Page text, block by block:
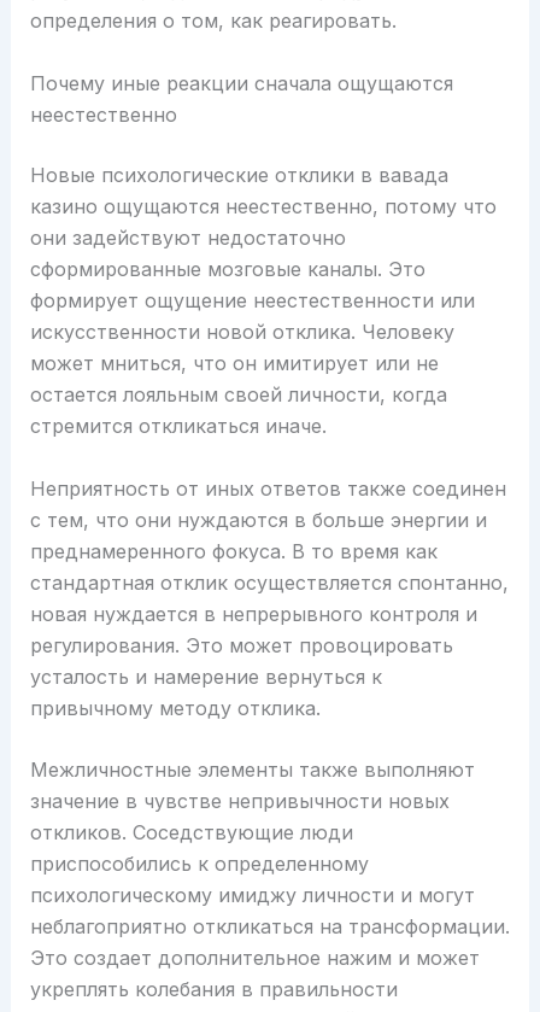
определения о том, как реагировать.
Почему иные реакции сначала ощущаются
неестественно
Новые психологические отклики в вавада
казино ощущаются неестественно, потому что
они задействуют недостаточно
сформированные мозговые каналы. Это
формирует ощущение неестественности или
искусственности новой отклика. Человеку
может мниться, что он имитирует или не
остается лояльным своей личности, когда
стремится откликаться иначе.
Неприятность от иных ответов также соединен
с тем, что они нуждаются в больше энергии и
преднамеренного фокуса. В то время как
стандартная отклик осуществляется спонтанно,
новая нуждается в непрерывного контроля и
регулирования. Это может провоцировать
усталость и намерение вернуться к
привычному методу отклика.
Межличностные элементы также выполняют
значение в чувстве непривычности новых
откликов. Соседствующие люди
приспособились к определенному
психологическому имиджу личности и могут
неблагоприятно откликаться на трансформации.
Это создает дополнительное нажим и может
укреплять колебания в правильности